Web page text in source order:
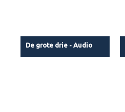
De grote drie - Audio